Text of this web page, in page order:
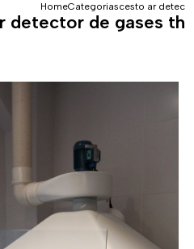
HomeCategoriascesto ar
detector de gases th